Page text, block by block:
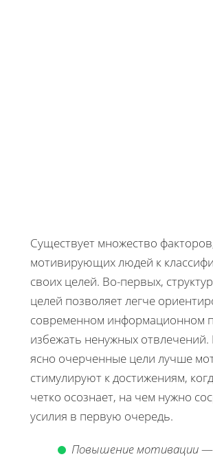
Существует множество
мотивирующих людей к
своих целей. Во-первых,
целей позволяет легче
современном информационном
избежать ненужных
ясно очерченные цели лучше
стимулируют к достижениям,
четко осознает, на чем нужно
усилия в первую очередь.
Повышение мотивации—